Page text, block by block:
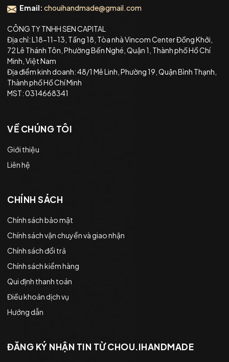
Email: chouihandmade@gmail.com
CÔNG TY TNHH SEN CAPITAL
Địa chỉ: L18-11-13, Tầng 18, Tòa nhà Vincom Center Đồng Khởi,
72 Lê Thánh Tôn, Phường Bến Nghé, Quận 1, Thành phố Hồ Chí
Minh, Việt Nam
Địa điểm kinh doanh: 48/1 Mê Linh, Phường 19, Quận Bình Thạnh,
Thành phố Hồ Chí Minh
MST: 0314668341
VỀ CHÚNG TÔI
Giới thiệu
Liên hệ
CHÍNH SÁCH
Chính sách bảo mật
Chính sách vận chuyển và giao nhận
Chính sách đổi trả
Chính sách kiểm hàng
Qui định thanh toán
Điều khoản dịch vụ
Hướng dẫn
ĐĂNG KÝ NHẬN TIN TỪ CHOU.IHANDMADE